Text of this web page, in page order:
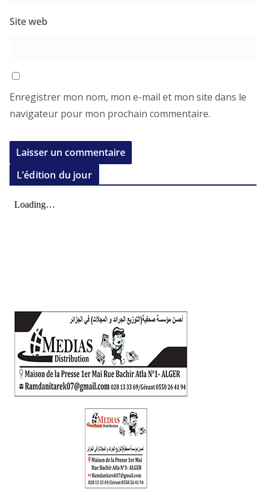
Site web
Enregistrer mon nom, mon e-mail et mon site dans le
navigateur pour mon prochain commentaire.
L’édition du jour